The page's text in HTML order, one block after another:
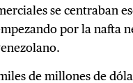
se centraban
por la nafta
de millones de